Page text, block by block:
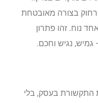
בצורה מאובטחת
זהו פתרון
נגיש וחכם.
בעסק, בלי